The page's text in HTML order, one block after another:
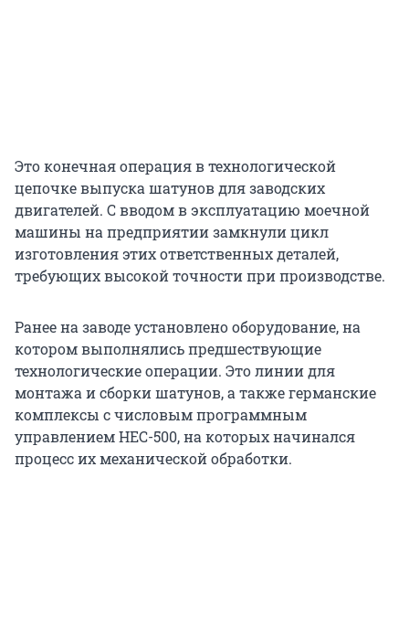
Это конечная операция в технологической
цепочке выпуска шатунов для заводских
двигателей. С вводом в эксплуатацию моечной
машины на предприятии замкнули цикл
изготовления этих ответственных деталей,
требующих высокой точности при производстве.
Ранее на заводе установлено оборудование, на
котором выполнялись предшествующие
технологические операции. Это линии для
монтажа и сборки шатунов, а также германские
комплексы с числовым программным
управлением HEC-500, на которых начинался
процесс их механической обработки.